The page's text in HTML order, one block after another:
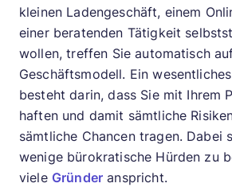
kleinen Ladengeschäft, einem
einer beratenden Tätigkeit
wollen, treffen Sie automatisch
Geschäftsmodell. Ein
besteht darin, dass Sie mit Ihrem
haften und damit sämtliche
sämtliche Chancen tragen. Dabei
wenige bürokratische Hürden zu
viele Gründer anspricht.